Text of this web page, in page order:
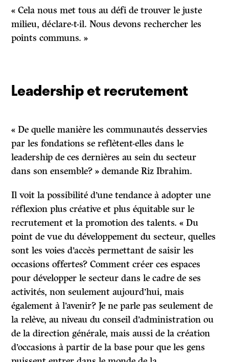
« Cela nous met tous au défi de trouver le juste
milieu, déclare-t-il. Nous devons rechercher les
points communs. »
Leadership et recrutement
« De quelle manière les communautés desservies
par les fondations se reflètent-elles dans le
leadership de ces dernières au sein du secteur
dans son ensemble? » demande Riz Ibrahim.
Il voit la possibilité d’une tendance à adopter une
réflexion plus créative et plus équitable sur le
recrutement et la promotion des talents. « Du
point de vue du développement du secteur, quelles
sont les voies d’accès permettant de saisir les
occasions offertes? Comment créer ces espaces
pour développer le secteur dans le cadre de ses
activités, non seulement aujourd’hui, mais
également à l’avenir? Je ne parle pas seulement de
la relève, au niveau du conseil d’administration ou
de la direction générale, mais aussi de la création
d’occasions à partir de la base pour que les gens